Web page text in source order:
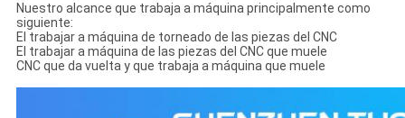
Nuestro alcance que trabaja a máquina principalmente como
siguiente:
El trabajar a máquina de torneado de las piezas del CNC
El trabajar a máquina de las piezas del CNC que muele
CNC que da vuelta y que trabaja a máquina que muele